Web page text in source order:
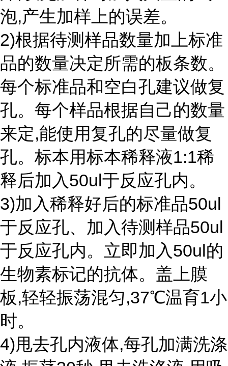
泡,产生加样上的误差。
2)根据待测样品数量加上标准
品的数量决定所需的板条数。
每个标准品和空白孔建议做复
孔。每个样品根据自己的数量
来定,能使用复孔的尽量做复
孔。标本用标本稀释液1:1稀
释后加入50ul于反应孔内。
3)加入稀释好后的标准品50ul
于反应孔、加入待测样品50ul
于反应孔内。立即加入50ul的
生物素标记的抗体。盖上膜
板,轻轻振荡混匀,37℃温育1小
时。
4)甩去孔内液体,每孔加满洗涤